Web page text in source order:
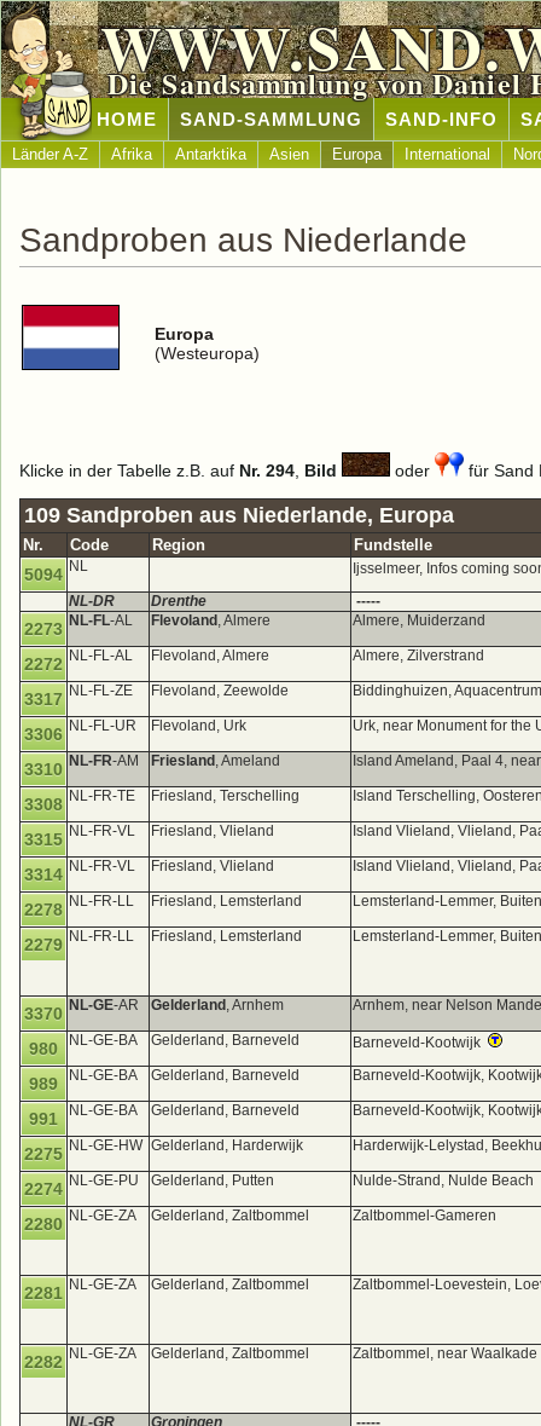
Die Sandsammlung von Daniel
HOME SAND-SAMMLUNG SAND-INFO
Länder A-Z Afrika Antarktika Asien Europa International
Sandproben aus Niederlande
Europa
(Westeuropa)
Klicke in der Tabelle z.B. auf Nr. 294 Bild oder für Sand
109 Sandproben aus Niederlande, Europa
Nr. Code Region Fundstelle
5094 NL
Ijsselmeer, Infos coming
NL-DR
Drenthe -----
2273 NL-FL-AL Flevoland , Almere Almere, Muiderzand
2272 NL-FL-AL Flevoland, Almere Almere, Zilverstrand
3317 NL-FL-ZE Flevoland, Zeewolde Biddinghuizen,
3306 NL-FL-UR Flevoland, Urk Urk, near Monument for the
3310 NL-FR-AM Friesland , Ameland Island Ameland, Paal 4,
3308 NL-FR-TE Friesland, Terschelling Island Terschelling,
3315 NL-FR-VL Friesland, Vlieland Island Vlieland, Vlieland,
3314 NL-FR-VL Friesland, Vlieland Island Vlieland, Vlieland,
2278 NL-FR-LL Friesland, Lemsterland Lemsterland-Lemmer,
2279 NL-FR-LL Friesland, Lemsterland Lemsterland-Lemmer,
3370 NL-GE-AR Gelderland , Arnhem Arnhem, near Nelson
980 NL-GE-BA Gelderland, Barneveld Barneveld-Kootwijk
989 NL-GE-BA Gelderland, Barneveld Barneveld-Kootwijk,
991 NL-GE-BA Gelderland, Barneveld Barneveld-Kootwijk,
2275 NL-GE-HW Gelderland, Harderwijk Harderwijk-Lelystad,
2274 NL-GE-PU Gelderland, Putten Nulde-Strand, Nulde Beach
2280 NL-GE-ZA Gelderland, Zaltbommel Zaltbommel-Gameren
2281 NL-GE-ZA Gelderland, Zaltbommel Zaltbommel-Loevestein,
2282 NL-GE-ZA Gelderland, Zaltbommel Zaltbommel, near
NL-GR Groningen -----